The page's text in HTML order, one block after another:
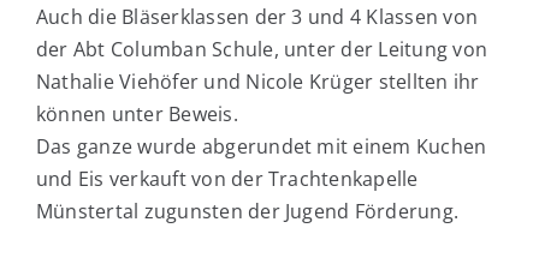
Auch die Bläserklassen der 3 und 4 Klassen von
der Abt Columban Schule, unter der Leitung von
Nathalie Viehöfer und Nicole Krüger stellten ihr
können unter Beweis.
Das ganze wurde abgerundet mit einem Kuchen
und Eis verkauft von der Trachtenkapelle
Münstertal zugunsten der Jugend Förderung.